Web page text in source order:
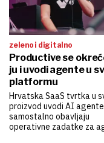
zeleno i digitalno
Productive se
ju i uvodi agente u
platformu
Hrvatska SaaS tvrtka u
proizvod uvodi AI
samostalno obavljaju
operativne zadatke za